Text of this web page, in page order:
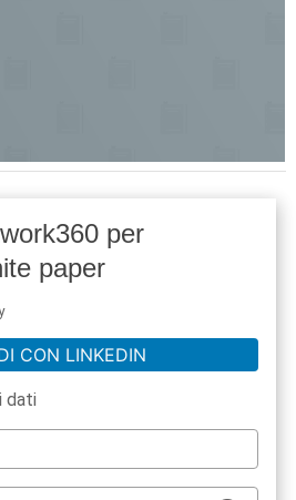
per
paper
CON LINKEDIN
dati